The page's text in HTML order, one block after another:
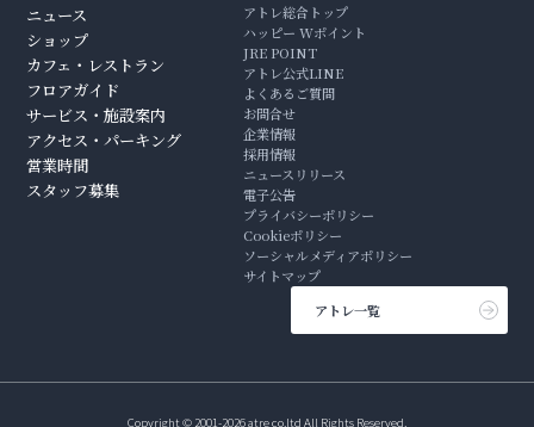
ニュース
ショップ
カフェ・レストラン
フロアガイド
サービス・施設案内
アクセス・パーキング
営業時間
スタッフ募集
アトレ総合トップ
ハッピー Wポイント
JRE POINT
アトレ公式LINE
よくあるご質問
お問合せ
企業情報
採用情報
ニュースリリース
電子公告
プライバシーポリシー
Cookieポリシー
ソーシャルメディアポリシー
サイトマップ
アトレ一覧
Copyright © 2001-2026 atre co.ltd All Rights Reserved.